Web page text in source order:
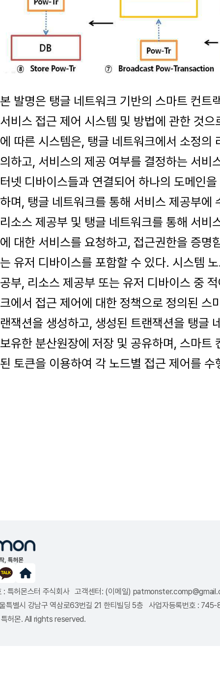
본 발명은 탱글 네트워크 기반의 스마트 컨트
서비스 접근 제어 시스템 및 방법에 관한 것
에 따른 시스템은, 탱글 네트워크에서 소정의
의하고, 서비스의 제공 여부를 결정하는 서비
터넷 디바이스들과 연결되어 하나의 도메인
하며, 탱글 네트워크를 통해 서비스 제공부에
리소스 제공부 및 탱글 네트워크를 통해 서비
에 대한 서비스를 요청하고, 접근권한을 증명
는 유저 디바이스를 포함할 수 있다. 시스템
공부, 리소스 제공부 또는 유저 디바이스 중
크에서 접근 제어에 대한 정책으로 정의된 스
랜잭션을 생성하고, 생성된 트랜잭션을 탱글
보유한 분산원장에 저장 및 공유하며, 스마트
된 토큰을 이용하여 각 노드별 접근 제어를 수
: 특허몬스터 주식회사 고객센터: (이메일)
특별시 강남구 역삼로63번길 21 한티빌딩 5층 사업자등록번호 :
허몬. All rights reserved.